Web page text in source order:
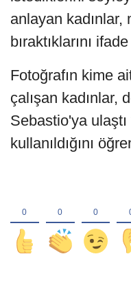
anlayan kadınlar,
bıraktıklarını
Fotoğrafın kime
çalışan kadınlar,
Sebastio'ya ulaştı
kullanıldığını